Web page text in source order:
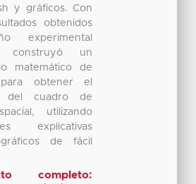
y gráficos. Con
obtenidos
experimental
construyó un
matemático de
obtener el
del cuadro de
utilizando
explicativas
de fácil
completo: